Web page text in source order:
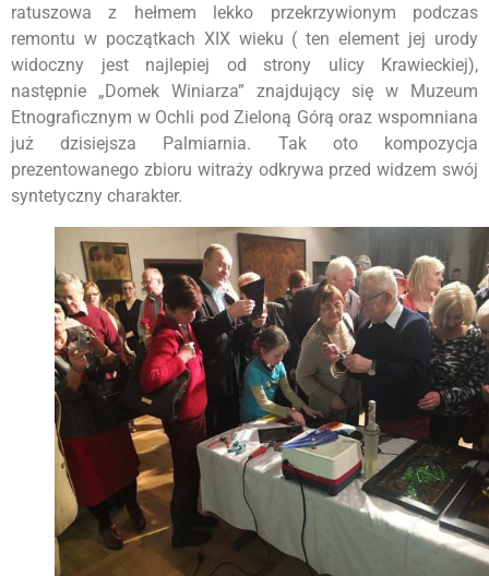
ratuszowa z hełmem lekko przekrzywionym podczas
remontu w początkach XIX wieku ( ten element jej urody
widoczny jest najlepiej od strony ulicy Krawieckiej),
następnie „Domek Winiarza” znajdujący się w Muzeum
Etnograficznym w Ochli pod Zieloną Górą oraz wspomniana
już dzisiejsza Palmiarnia. Tak oto kompozycja
prezentowanego zbioru witraży odkrywa przed widzem swój
syntetyczny charakter.